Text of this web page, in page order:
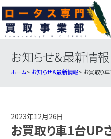
3ステップのカンタン査定
ロータス買取実績
お知らせ＆最新情報
ホーム お知らせ＆最新情報 お買取り車
2023年12月26日
お買取り車1台UP